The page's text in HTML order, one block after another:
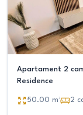
Apartament 2
Residence
50.00 m² 2